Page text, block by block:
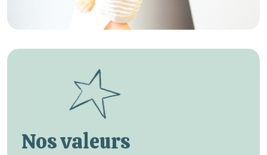
Nos valeurs